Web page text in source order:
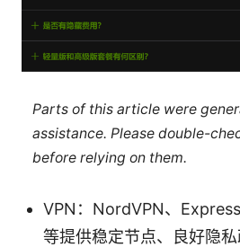
Parts of this article were
assistance. Please double-
before relying on them.
VPN：NordVPN、
等提供稳定节点、良好隐私